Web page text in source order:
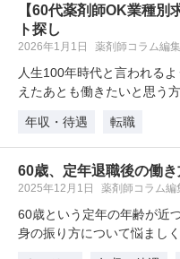
【60代薬剤師OK業種別
ト探し
2026年1月1日 薬剤師コラム編
人生100年時代と言われる
えたあとも働きたいと思う
年収・待遇
転職
60歳、定年退職後の働き
2025年12月1日 薬剤師コラム編
60歳という定年の年齢が近
身の振り方について悩まし